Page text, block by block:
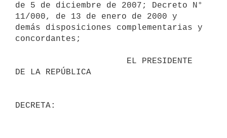
de 5 de diciembre de 2007; Decreto N°
11/000, de 13 de enero de 2000 y
demás disposiciones complementarias y
concordantes;
DE LA REPÚBLICA